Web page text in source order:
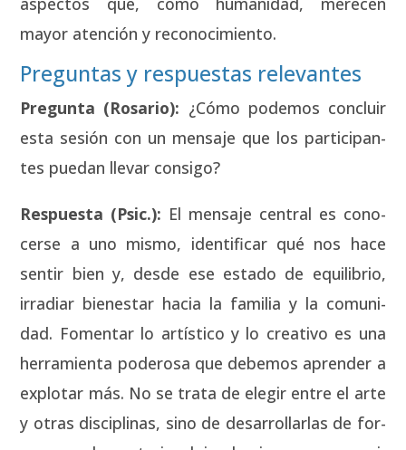
mayor aten­ción y reco­no­ci­mien­to.
Preguntas y respuestas relevantes
Pre­gun­ta (Rosa­rio): ¿Cómo pode­mos con­cluir
esta sesión con un men­sa­je que los par­ti­ci­pan­
tes pue­dan lle­var con­si­go?
Res­pues­ta (Psic.): El men­sa­je cen­tral es cono­
cer­se a uno mis­mo, iden­ti­fi­car qué nos hace
sen­tir bien y, des­de ese esta­do de equi­li­brio,
irra­diar bien­es­tar hacia la fami­lia y la comu­ni­
dad. Fomen­tar lo artís­ti­co y lo crea­ti­vo es una
herra­mien­ta pode­ro­sa que debe­mos apren­der a
explo­tar más. No se tra­ta de ele­gir entre el arte
y otras dis­ci­pli­nas, sino de desa­rro­llar­las de for­